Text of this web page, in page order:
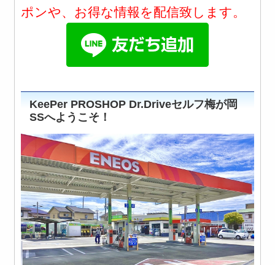
ポンや、お得な情報を配信致します。
KeePer PROSHOP Dr.Driveセルフ梅が岡
SSへようこそ！